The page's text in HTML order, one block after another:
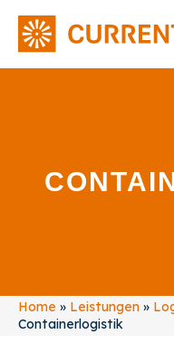
Home » Leistungen »
Containerlogistik